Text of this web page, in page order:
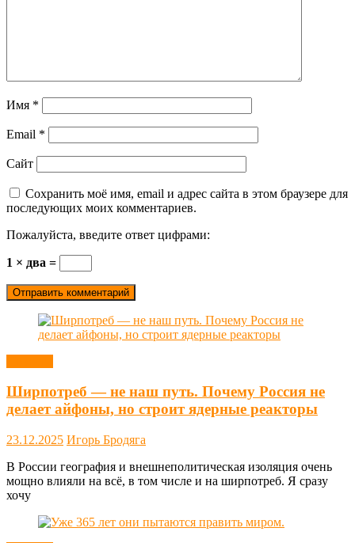
Имя *
Email *
Сайт
Сохранить моё имя, email и адрес сайта в этом браузере для
последующих моих комментариев.
Пожалуйста, введите ответ цифрами:
1 × два =
Ширпотреб — не наш путь. Почему Россия не
делает айфоны, но строит ядерные реакторы
23.12.2025 Игорь Бродяга
В России география и внешнеполитическая изоляция очень
мощно влияли на всё, в том числе и на ширпотреб. Я сразу
хочу